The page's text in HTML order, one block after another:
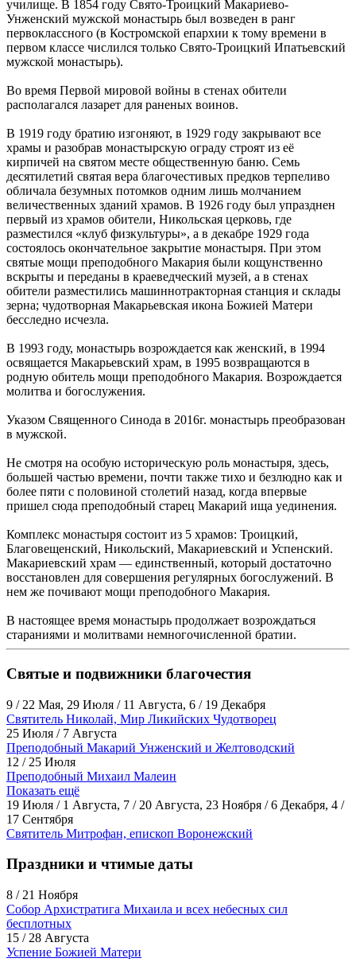
училище. В 1854 году Свято-Троицкий Макариево-
Унженский мужской монастырь был возведен в ранг
первоклассного (в Костромской епархии к тому времени в
первом классе числился только Свято-Троицкий Ипатьевский
мужской монастырь).
Во время Первой мировой войны в стенах обители
располагался лазарет для раненых воинов.
В 1919 году братию изгоняют, в 1929 году закрывают все
храмы и разобрав монастырскую ограду строят из её
кирпичей на святом месте общественную баню. Семь
десятилетий святая вера благочестивых предков терпеливо
обличала безумных потомков одним лишь молчанием
величественных зданий храмов. В 1926 году был упразднен
первый из храмов обители, Никольская церковь, где
разместился «клуб физкультуры», а в декабре 1929 года
состоялось окончательное закрытие монастыря. При этом
святые мощи преподобного Макария были кощунственно
вскрыты и переданы в краеведческий музей, а в стенах
обители разместились машиннотракторная станция и склады
зерна; чудотворная Макарьевская икона Божией Матери
бесследно исчезла.
В 1993 году, монастырь возрождается как женский, в 1994
освящается Макарьевский храм, в 1995 возвращаются в
родную обитель мощи преподобного Макария. Возрождается
молитва и богослужения.
Указом Священного Синода в 2016г. монастырь преобразован
в мужской.
Не смотря на особую историческую роль монастыря, здесь,
большей частью времени, почти также тихо и безлюдно как и
более пяти с половиной столетий назад, когда впервые
пришел сюда преподобный старец Макарий ища уединения.
Комплекс монастыря состоит из 5 храмов: Троицкий,
Благовещенский, Никольский, Макариевский и Успенский.
Макариевский храм — единственный, который достаточно
восстановлен для совершения регулярных богослужений. В
нем же почивают мощи преподобного Макария.
В настоящее время монастырь продолжает возрождаться
стараниями и молитвами немногочисленной братии.
Святые и подвижники благочестия
9 / 22 Мая, 29 Июля / 11 Августа, 6 / 19 Декабря
Святитель Николай, Мир Ликийских Чудотворец
25 Июля / 7 Августа
Преподобный Макарий Унженский и Желтоводский
12 / 25 Июля
Преподобный Михаил Малеин
Показать ещё
19 Июля / 1 Августа, 7 / 20 Августа, 23 Ноября / 6 Декабря, 4 /
17 Сентября
Святитель Митрофан, епископ Воронежский
Праздники и чтимые даты
8 / 21 Ноября
Собор Архистратига Михаила и всех небесных сил
бесплотных
15 / 28 Августа
Успение Божией Матери